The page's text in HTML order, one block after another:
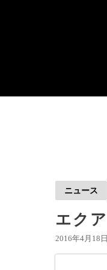
ニュース
エク
2016年4月18